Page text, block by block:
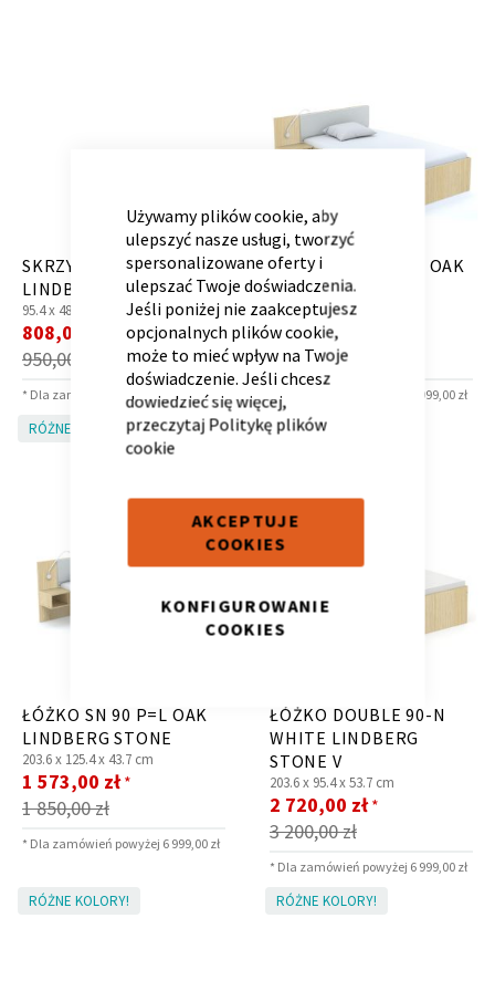
CLOSE
COOKIE
BAR
Używamy plików cookie, aby
ulepszyć nasze usługi, tworzyć
spersonalizowane oferty i
ulepszać Twoje doświadczenia.
Jeśli poniżej nie zaakceptujesz
opcjonalnych plików cookie,
może to mieć wpływ na Twoje
doświadczenie. Jeśli chcesz
dowiedzieć się więcej,
przeczytaj Politykę plików
cookie
AKCEPTUJE
COOKIES
KONFIGUROWANIE
COOKIES
SKRZYNIA MODE OAK
LINDBERG
95.4 x 48 x 43.7 cm
950,00 zł
Cena
promocyjna
808,00 zł
* Dla zamówień powyżej 6 999,00 zł
ŁÓŻKO SN 120 P=L OAK
LINDBERG STONE
203.6 x165.4 x43.7 cm
2 100,00 zł
Cena
promocyjna
1 785,00 zł
* Dla zamówień powyżej 6 999,00 zł
RÓŻNE KOLORY!
ŁÓŻKO SN 90 P=L OAK
LINDBERG STONE
203.6 x 125.4 x 43.7 cm
1 850,00 zł
Cena
promocyjna
1 573,00 zł *
* Dla zamówień powyżej 6 999,00 zł
RÓŻNE KOLORY!
ŁÓŻKO DOUBLE 90-N
WHITE LINDBERG
STONE V
203.6 x 95.4 x53.7 cm
3 200,00 zł
Cena
promocyjna
2 720,00 zł *
* Dla zamówień powyżej 6 999,00 zł
RÓŻNE KOLORY! RÓŻNE KOLORY!
Półka i szafka wisząca
Toaletka